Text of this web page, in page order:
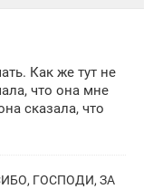
Как же тут не
что она мне
сказала, что
ГОСПОДИ, ЗА